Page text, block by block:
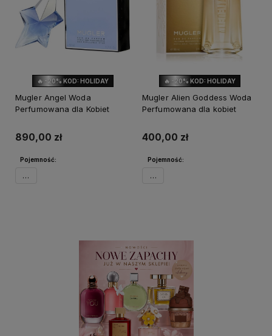
🔥 -20% KOD: HOLIDAY
Mugler Angel Woda
Perfumowana dla Kobiet
890,00 zł
Pojemność:
50ml
🔥 -20% KOD: HOLIDAY
Mugler Alien Goddess Woda
Perfumowana dla kobiet
400,00 zł
Pojemność:
30ml